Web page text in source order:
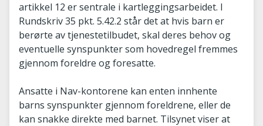
artikkel 12 er sentrale i kartleggingsarbeidet. I
Rundskriv 35 pkt. 5.42.2 står det at hvis barn er
berørte av tjenestetilbudet, skal deres behov og
eventuelle synspunkter som hovedregel fremmes
gjennom foreldre og foresatte.
Ansatte i Nav-kontorene kan enten innhente
barns synspunkter gjennom foreldrene, eller de
kan snakke direkte med barnet. Tilsynet viser at